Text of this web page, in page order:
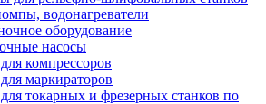
водонагреватели
оборудование
насосы
компрессоров
маркираторов
токарных и фрезерных станков по